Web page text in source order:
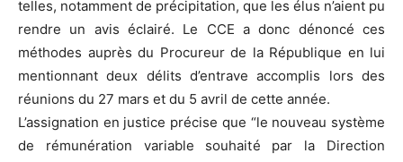
telles, notamment de précipitation, que les élus n’aient pu
rendre un avis éclairé. Le CCE a donc dénoncé ces
méthodes auprès du Procureur de la République en lui
mentionnant deux délits d’entrave accomplis lors des
réunions du 27 mars et du 5 avril de cette année.
L’assignation en justice précise que “le nouveau système
de rémunération variable souhaité par la Direction